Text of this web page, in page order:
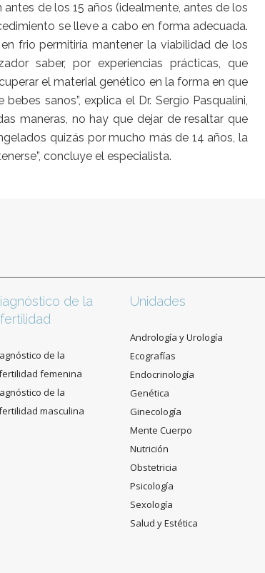
de los 15 años (idealmente, antes de los
se lleve a cabo en forma adecuada.
frio permitiría mantener la viabilidad de los
saber, por experiencias prácticas, que
el material genético en la forma en que
sanos”, explica el Dr. Sergio Pasqualini,
maneras, no hay que dejar de resaltar que
quizás por mucho más de 14 años, la
concluye el especialista.
de la
de la
femenina
de la
masculina
Unidades
Andrología y Urología
Ecografías
Endocrinología
Genética
Ginecología
Mente Cuerpo
Nutrición
Obstetricia
Psicología
Sexología
Salud y Estética